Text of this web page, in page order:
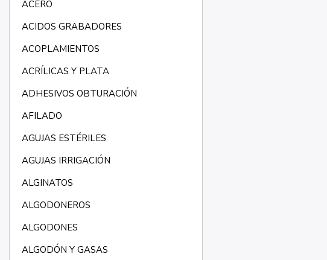
ACERO
ACIDOS GRABADORES
ACOPLAMIENTOS
ACRÍLICAS Y PLATA
ADHESIVOS OBTURACIÓN
AFILADO
AGUJAS ESTÉRILES
AGUJAS IRRIGACIÓN
ALGINATOS
ALGODONEROS
ALGODONES
ALGODÓN Y GASAS